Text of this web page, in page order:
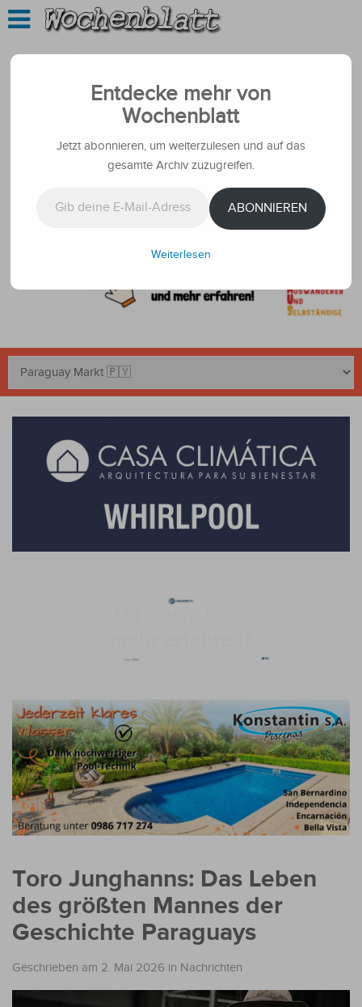
Toro Junghanns: Das Leben
des größten Mannes der
Geschichte Paraguays
Geschrieben am 2. Mai 2026 in Nachrichten
Entdecke mehr von
Wochenblatt
Jetzt abonnieren, um weiterzulesen und auf das
gesamte Archiv zuzugreifen.
ABONNIEREN
Weiterlesen